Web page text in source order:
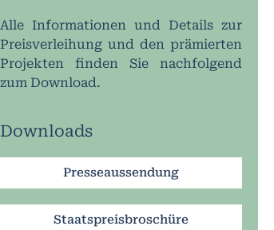
Alle Informationen und Details zur
Preisverleihung und den prämierten
Projekten finden Sie nachfolgend
zum Download.
Downloads
Presseaussendung
Staatspreisbroschüre